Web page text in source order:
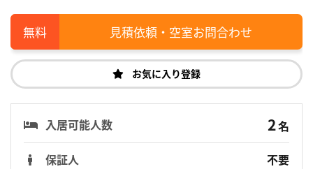
見積依頼・空室お問合わせ
お気に入り登録
入居可能人数 2名
保証人
不要